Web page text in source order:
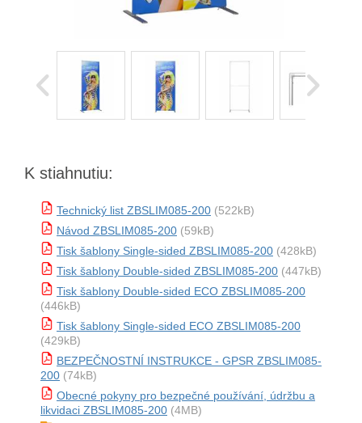
K stiahnutiu:
Technický list ZBSLIM085-200 (522kB)
Návod ZBSLIM085-200 (59kB)
Tisk šablony Single-sided ZBSLIM085-200 (428kB)
Tisk šablony Double-sided ZBSLIM085-200 (447kB)
Tisk šablony Double-sided ECO ZBSLIM085-200
(446kB)
Tisk šablony Single-sided ECO ZBSLIM085-200
(429kB)
BEZPEČNOSTNÍ INSTRUKCE - GPSR ZBSLIM085-
200 (74kB)
Obecné pokyny pro bezpečné používání, údržbu a
likvidaci ZBSLIM085-200 (4MB)